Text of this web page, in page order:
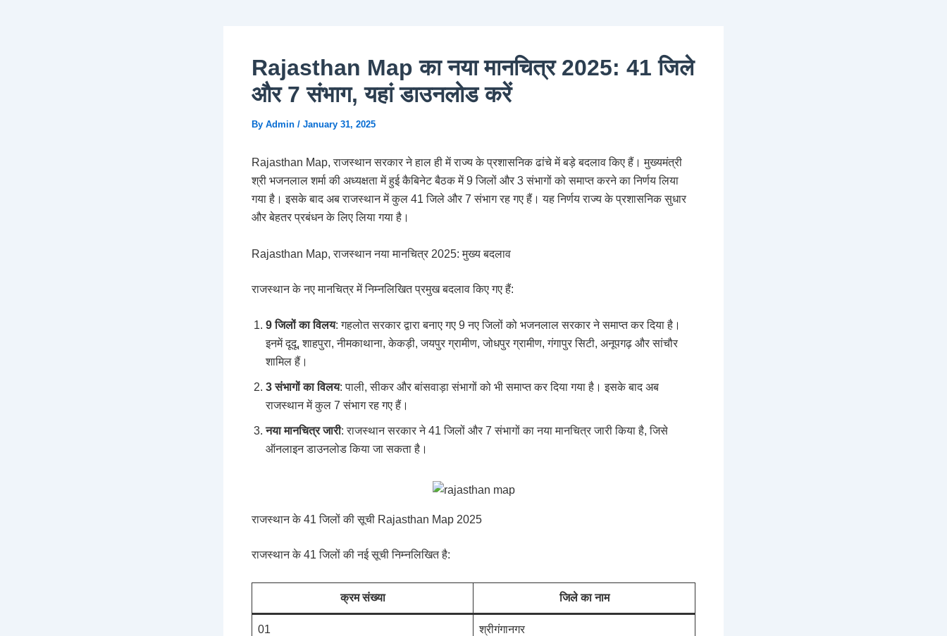
Rajasthan Map का नया मानचित्र 2025: 41 जिले
और 7 संभाग, यहां डाउनलोड करें
By Admin / January 31, 2025
Rajasthan Map, राजस्थान सरकार ने हाल ही में राज्य के प्रशासनिक ढांचे में बड़े बदलाव किए हैं। मुख्यमंत्री
श्री भजनलाल शर्मा की अध्यक्षता में हुई कैबिनेट बैठक में 9 जिलों और 3 संभागों को समाप्त करने का निर्णय लिया
गया है। इसके बाद अब राजस्थान में कुल 41 जिले और 7 संभाग रह गए हैं। यह निर्णय राज्य के प्रशासनिक सुधार
और बेहतर प्रबंधन के लिए लिया गया है।
Rajasthan Map, राजस्थान नया मानचित्र 2025: मुख्य बदलाव
राजस्थान के नए मानचित्र में निम्नलिखित प्रमुख बदलाव किए गए हैं:
9 जिलों का विलय: गहलोत सरकार द्वारा बनाए गए 9 नए जिलों को भजनलाल सरकार ने समाप्त कर दिया है।
इनमें दूदू, शाहपुरा, नीमकाथाना, केकड़ी, जयपुर ग्रामीण, जोधपुर ग्रामीण, गंगापुर सिटी, अनूपगढ़ और सांचौर
शामिल हैं।
3 संभागों का विलय: पाली, सीकर और बांसवाड़ा संभागों को भी समाप्त कर दिया गया है। इसके बाद अब
राजस्थान में कुल 7 संभाग रह गए हैं।
नया मानचित्र जारी: राजस्थान सरकार ने 41 जिलों और 7 संभागों का नया मानचित्र जारी किया है, जिसे
ऑनलाइन डाउनलोड किया जा सकता है।
राजस्थान के 41 जिलों की सूची Rajasthan Map 2025
राजस्थान के 41 जिलों की नई सूची निम्नलिखित है:
क्रम संख्या जिले का नाम
01 श्रीगंगानगर